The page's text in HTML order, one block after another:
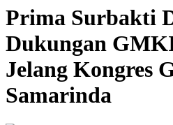
Prima Surbakti
Dukungan
Jelang Kongres
Samarinda